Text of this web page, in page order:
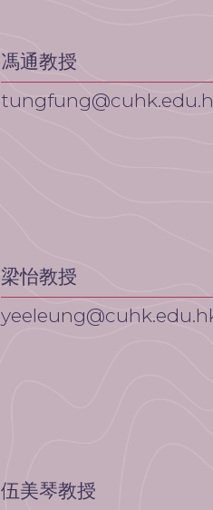
馮通教授
梁怡教授
伍美琴教授